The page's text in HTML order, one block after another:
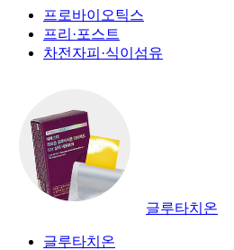
프로바이오틱스
프리·포스트
차전자피·식이섬유
글루타치온
글루타치온